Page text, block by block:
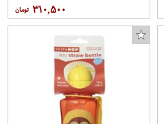
۳۱۰,۵۰۰